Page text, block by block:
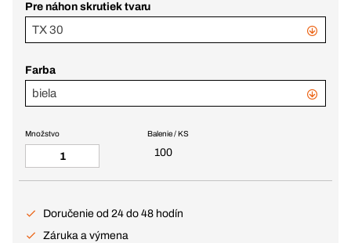
Pre náhon skrutiek tvaru
TX 30
Farba
biela
Balenie / KS
100
Množstvo
Doručenie od 24 do 48 hodín
Záruka a výmena